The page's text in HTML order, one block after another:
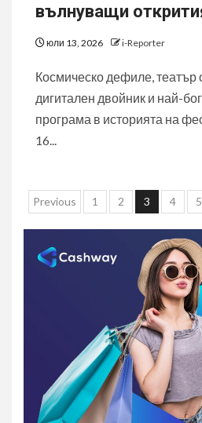
вълнуващи
юли 13, 2026 i-Reporter
Космическо дефиле, театър
дигитален двойник и най-
програма в историята на
16...
Разделяне
на
публикациите
Previous 1 2 3 4 5